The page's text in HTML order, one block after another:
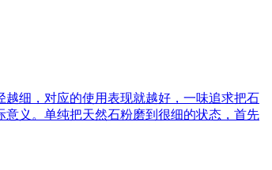
细，对应的使用表现就越好，一味追求把石
义。单纯把天然石粉磨到很细的状态，首先